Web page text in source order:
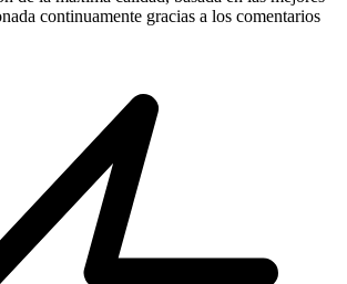
continuamente gracias a los comentarios